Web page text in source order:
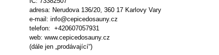
adresa: Nerudova 136/20, 360 17 Karlovy Vary
e-mail: info@cepicedosauny.cz
telefon: +420607057931
web: www.cepicedosauny.cz
(dále jen „prodávající“)